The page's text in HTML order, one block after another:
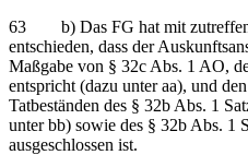
63 b) Das FG hat mit
entschieden, dass der
Maßgabe von § 32c Abs. 1 AO,
entspricht (dazu unter aa), und
Tatbeständen des § 32b Abs. 1
unter bb) sowie des § 32b Abs. 1
ausgeschlossen ist.